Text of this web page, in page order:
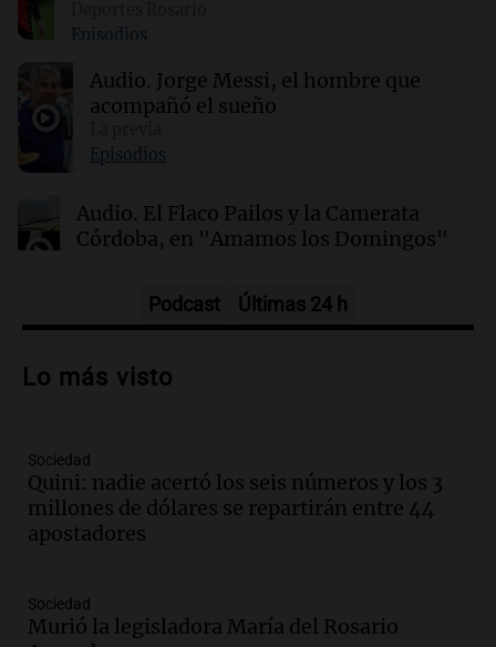
22:04 Tecnología
detección de cámaras de seguridad
22:04 Mundo
Fallece Don Nelson, leyenda de la NBA y
historia
Episodios
Audio. Jorge Messi, el hombre que
acompañó el sueño
Episodios
Audio. El Flaco Pailos y la Camerata
Córdoba, en "Amamos los Domingos"
hablaron de su obra en Cadena 3
Audio.
Córdoba espera a León XIV con el
recuerdo del paso de Juan Pablo II: "Te
traspasaba con la mirada"
Amamos los Domingos
Audio.
un imperdible cordobés para los
Podcast Últimas 24 h
Lo más visto
Sociedad
Quini: nadie acertó los seis números y los 3
millones de dólares se repartirán entre 44
apostadores
Sociedad
Murió la legisladora María del Rosario